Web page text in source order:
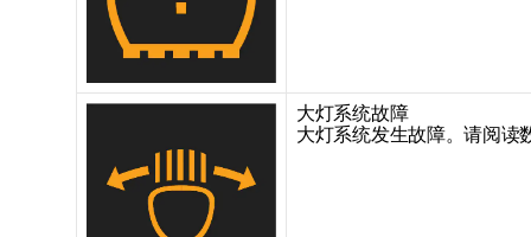
大灯系统故障
大灯系统发生故障。请阅读